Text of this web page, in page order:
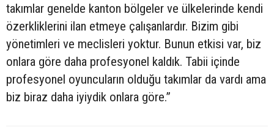
takımlar genelde kanton bölgeler ve ülkelerinde kendi
özerkliklerini ilan etmeye çalışanlardır. Bizim gibi
yönetimleri ve meclisleri yoktur. Bunun etkisi var, biz
onlara göre daha profesyonel kaldık. Tabii içinde
profesyonel oyuncuların olduğu takımlar da vardı ama
biz biraz daha iyiydik onlara göre.”